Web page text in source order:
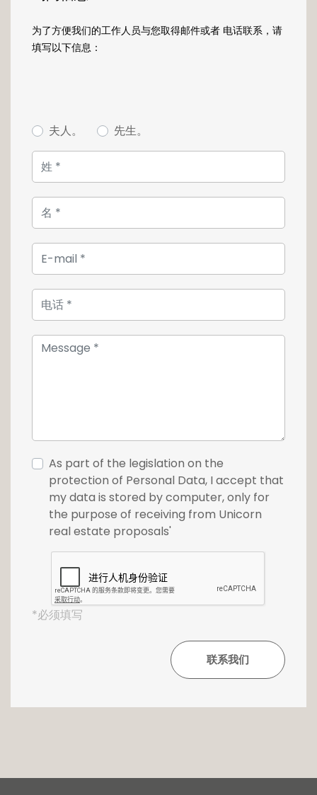
grâce aux larges ouvertures donnant accès
à la terrasse couverte ainsi qu'au jardin
dispose d'un îlot central et d'un agréable
coin repas. Elle est complétée par une arrière-
cuisine aménagée, véritable cuisine de
service, idéale pour la préparation, le
rangement et l'organisation du quotidien.
À l'étage, découvrez l'espace nuit de la
maison qui
se compose d'une suite parentale avec
dressing et salle d'eau avec douche à
l'italienne, d'une chambre à coucher ainsi
qu'un bureau.
En complément, la maison dispose d'un
sous-sol comprenant buanderie, espace de
stockage et local technique, ainsi que d'un
double garage et d'un carport couvert, avec
possibilité de six stationnements
supplémentaires devant la maison.
Pour plus de renseignements ou pour
organiser une visite, n'hésitez pas à nous
contacter au +352 26 54 17 17.
为了方便我们的工作人员与您取得邮件或者 电话联系，请
填写以下信息：
夫人。 先生。
As part of the legislation on the
protection of Personal Data, I accept that
my data is stored by computer, only for
the purpose of receiving from Unicorn
real estate proposals'
*必须填写